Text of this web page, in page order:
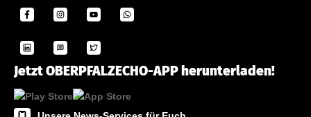
Jetzt OBERPFALZECHO-APP herunterladen!